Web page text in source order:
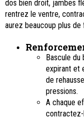
dos bien droit, jambes
rentrez le ventre,
aurez beaucoup plus
Bascule du
expirant et
de
pressions.
A chaque
contractez-